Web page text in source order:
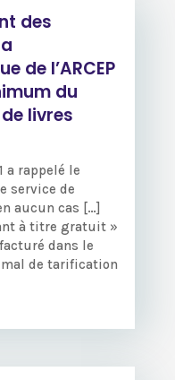
des
de l’ARCEP
du
livres
a rappelé le
service de
aucun cas […]
à titre gratuit »
dans le
de tarification